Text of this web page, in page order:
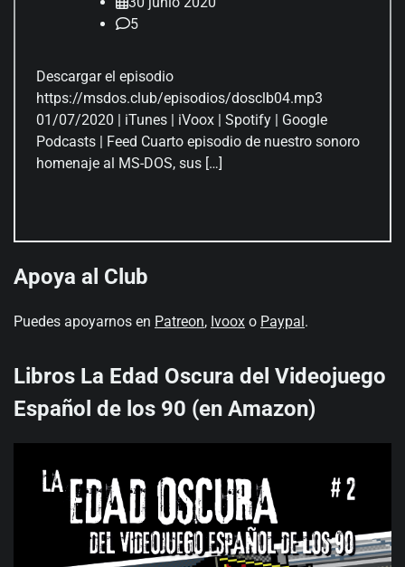
5
Descargar el episodio
https://msdos.club/episodios/dosclb04.mp3
01/07/2020 | iTunes | iVoox | Spotify | Google
Podcasts | Feed Cuarto episodio de nuestro sonoro
homenaje al MS-DOS, sus […]
Apoya al Club
Puedes apoyarnos en Patreon, Ivoox o Paypal.
Libros La Edad Oscura del Videojuego
Español de los 90 (en Amazon)